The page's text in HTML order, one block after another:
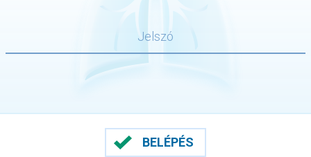
BELÉPÉS